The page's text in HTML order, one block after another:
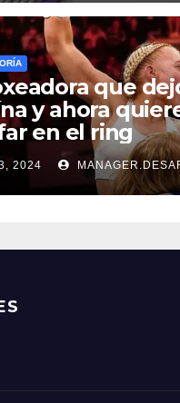
que
y ahora
en el ring​
2024